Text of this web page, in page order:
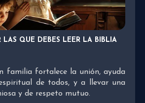
LAS QUE DEBES LEER LA BIBLIA
familia fortalece la unión, ayuda
de todos, y a llevar una
y de respeto mutuo.